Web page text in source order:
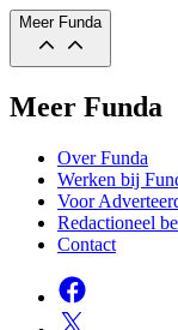
Meer Funda
Meer Funda
Over Funda
Werken bij
Voor
Redactioneel
Contact